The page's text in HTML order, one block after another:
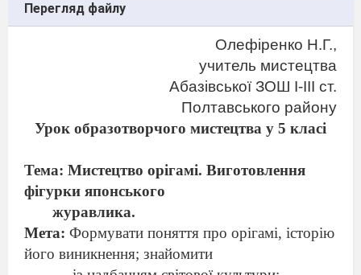
Перегляд файлу
Олефіренко Н.Г.,
учитель мистецтва
Абазівської ЗОШ І-ІІІ ст.
Полтавського району
Урок образотворчого мистецтва у 5 класі
Тема: Мистецтво орігамі. Виготовлення
фігурки японського
журавлика.
Мета: Формувати поняття про орігамі, історію
його виникнення; знайомити